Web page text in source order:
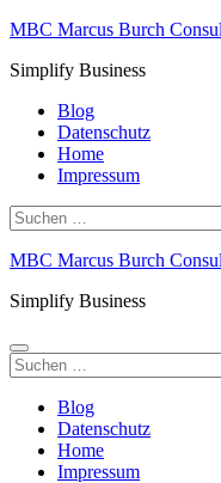
Zum
springen
MBC Marcus Burch
Simplify Business
Blog
Datenschutz
Home
Impressum
Suchen
nach:
MBC Marcus Burch
Simplify Business
Suchen
nach:
Blog
Datenschutz
Home
Impressum